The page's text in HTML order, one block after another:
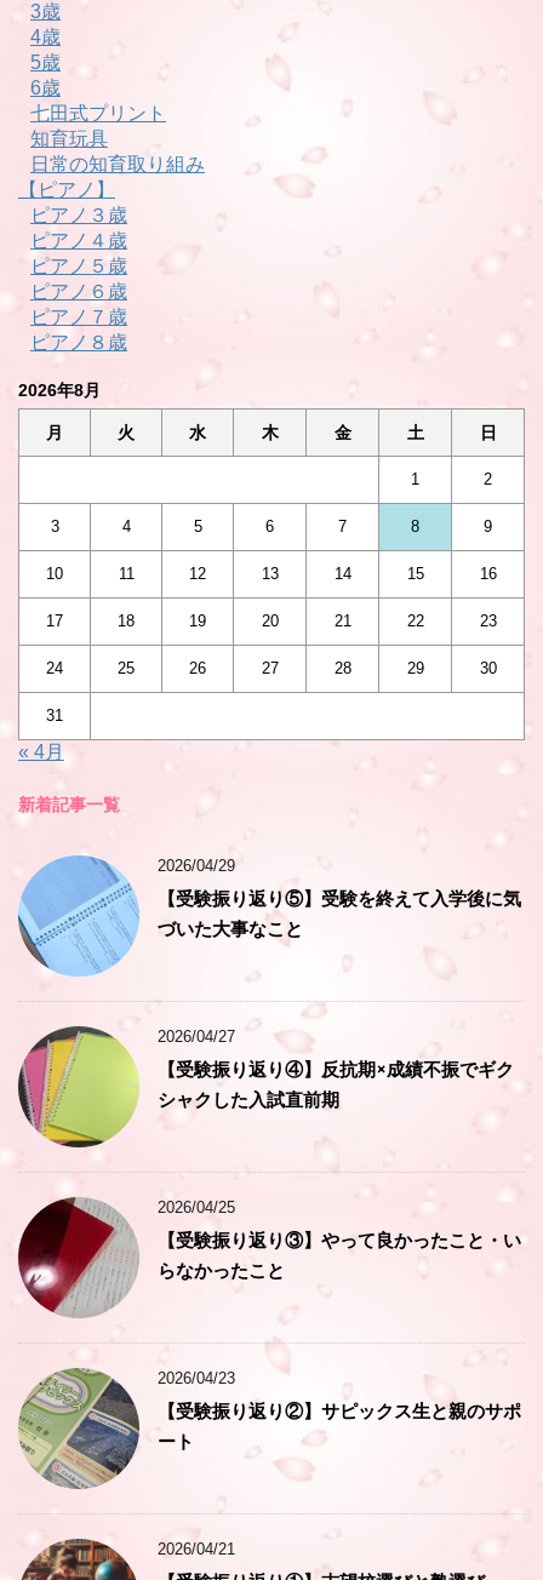
3歳
4歳
5歳
6歳
七田式プリント
知育玩具
日常の知育取り組み
【ピアノ】
ピアノ３歳
ピアノ４歳
ピアノ５歳
ピアノ６歳
ピアノ７歳
ピアノ８歳
2026年8月
月 火 水 木 金 土 日
1 2
3 4 5 6 7 8 9
10 11 12 13 14 15 16
17 18 19 20 21 22 23
24 25 26 27 28 29 30
31
« 4月
新着記事一覧
2026/04/29
【受験振り返り⑤】受験を終えて入学後に気
づいた大事なこと
2026/04/27
【受験振り返り④】反抗期×成績不振でギク
シャクした入試直前期
2026/04/25
【受験振り返り③】やって良かったこと・い
らなかったこと
2026/04/23
【受験振り返り②】サピックス生と親のサポ
ート
2026/04/21